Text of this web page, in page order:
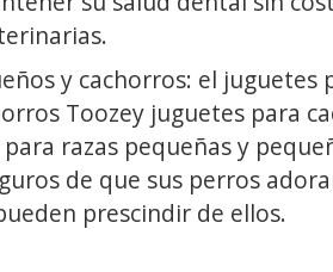
y cachorros: el juguetes
Toozey juguetes para
razas pequeñas y
de que sus perros
prescindir de ellos.